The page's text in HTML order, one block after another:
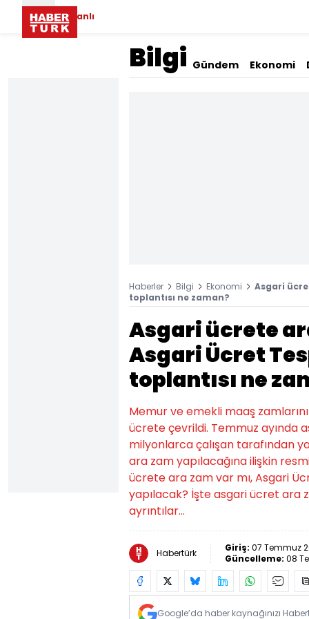
Canlı
Bilgi Gündem Ekonomi
Haberler Bilgi Ekonomi
Asgari
toplantısı ne zaman?
Asgari ücrete
Asgari Ücret
toplantısı ne
Memur ve emekli maaş
ücrete çevrildi. Temmuz ayında
milyonlarca çalışan tarafından
ara zam yapılacağına ilişkin
ücrete ara zam var mı, Asgari
yapılacak? İşte asgari ücret ara
ayrıntılar...
Habertürk Giriş: 07 Temmuz
Güncelleme: 08
Google’da haber kaynağınızı